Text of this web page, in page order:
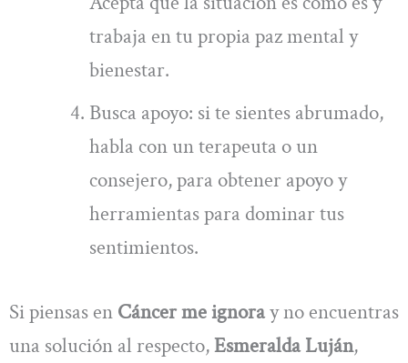
trabaja en tu propia paz mental y
bienestar.
Busca apoyo: si te sientes abrumado,
habla con un terapeuta o un
consejero, para obtener apoyo y
herramientas para dominar tus
sentimientos.
Si piensas en Cáncer me ignoray no encuentras
una solución al respecto,Esmeralda Luján,